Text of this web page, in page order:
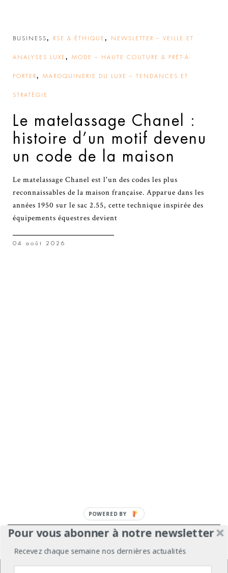
BUSINESS, RSE & ÉTHIQUE , NEWSLETTER – VEILLE ET
ANALYSES LUXE , MODE – HAUTE COUTURE & PRÊT-À-
PORTER, MAROQUINERIE DU LUXE – TENDANCES ET
STRATÉGIE
Le matelassage Chanel :
histoire d’un motif devenu
un code de la maison
Le matelassage Chanel est l'un des codes les plus
reconnaissables de la maison française. Apparue dans les
années 1950 sur le sac 2.55, cette technique inspirée des
équipements équestres devient
04 août 2026
Annonceurs Partenariats Les Experts
Pour vous abonner à notre newsletter
Recevez chaque semaine nos dernières actualités